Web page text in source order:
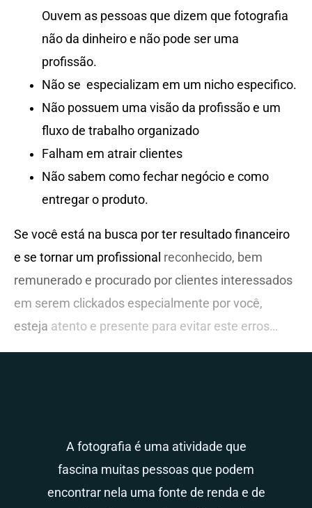
Ouvem as pessoas que dizem que fotografia
não da dinheiro e não pode ser uma
profissão.
Não se especializam em um nicho especifico.
Não possuem uma visão da profissão e um
fluxo de trabalho organizado
Falham em atrair clientes
Não sabem como fechar negócio e como
entregar o produto.
Se você está na busca por ter resultado financeiro
e se tornar um profissional reconhecido, bem
remunerado e procurado por clientes interessados
em serem clickados especialmente por você,
esteja atento e presente para evitar este erros…
A fotografia é uma atividade que
fascina muitas pessoas que podem
encontrar nela uma fonte de renda e de